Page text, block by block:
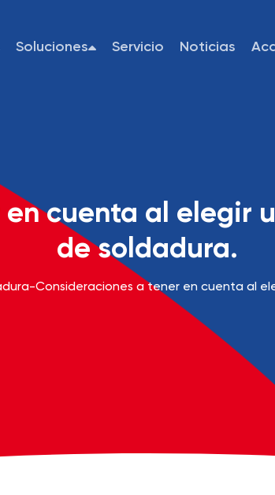
Soluciones Servicio Noticias
cuenta al elegir
de soldadura.
-Consideraciones a tener en cuenta al